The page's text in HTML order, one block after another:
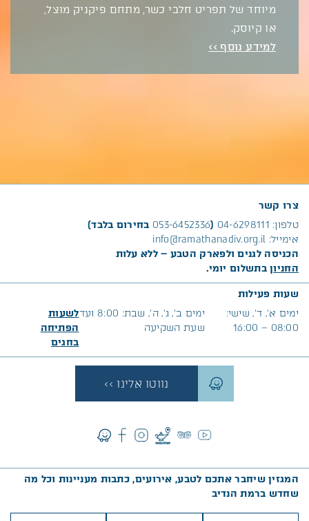
מיוחד של תפריט חלבי כשר, מתחם פיקניק מוצל,
או קיוסק.
למידע נוסף >>
צרו קשר
טלפון: 04-6298111
(
053-6452336 בחירום בלבד)
אימייל: info@ramathanadiv.org.il
הכניסה לגנים ולפארק הטבע – ללא עלות
החניוןבתשלום יומי.
שעות פעילות
ימים א׳, ד’, שישי:
08:00 – 16:00
ימים ב’, ג’, ה’, שבת: 8:00 ועד
שעת השקיעה
לשעות
הפתיחה
בחגים
נווטו אלינו >>
המגזין שיחבר אתכם לטבע, אירועים, כתבות מעניינות וכל מה
שחדש ברמת הנדיב